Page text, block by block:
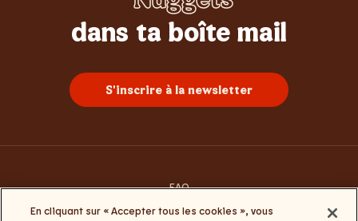
Whopper
Frites
Burgers
Poulet
Sundae
dans ta boîte mail
S'inscrire à la newsletter
FAQ
Conditions générales d’utilisation
En cliquant sur « Accepter tous les cookies », vous